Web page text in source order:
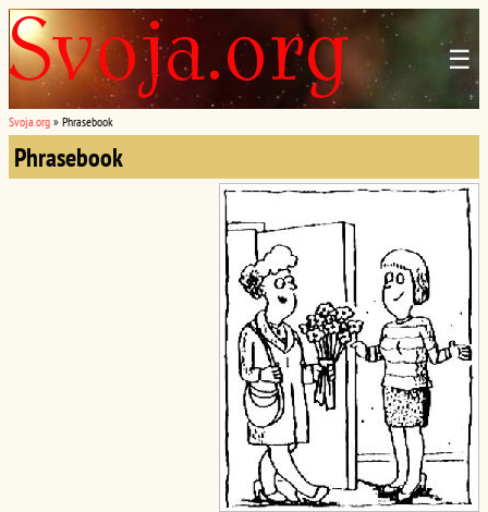
☰
Svoja.org » Phrasebook
Phrasebook